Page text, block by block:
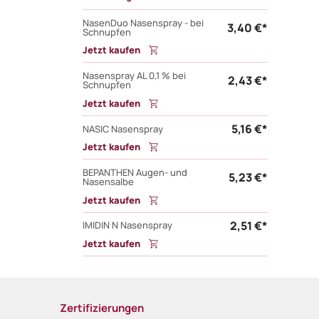
NasenDuo Nasenspray - bei
Schnupfen 3,40 €*
Jetzt kaufen
Nasenspray AL 0,1 % bei
Schnupfen 2,43 €*
Jetzt kaufen
NASIC Nasenspray
5,16 €*
Jetzt kaufen
BEPANTHEN Augen- und
Nasensalbe 5,23 €*
Jetzt kaufen
IMIDIN N Nasenspray
2,51 €*
Jetzt kaufen
Zertifizierungen